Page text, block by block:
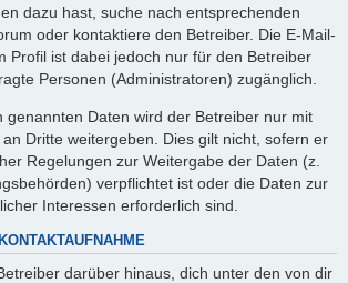
dazu hast, suche nach entsprechenden
oder kontaktiere den Betreiber. Die E-Mail-
Profil ist dabei jedoch nur für den Betreiber
Personen (Administratoren) zugänglich.
genannten Daten wird der Betreiber nur mit
Dritte weitergeben. Dies gilt nicht, sofern er
Regelungen zur Weitergabe der Daten (z.
verpflichtet ist oder die Daten zur
Interessen erforderlich sind.
darüber hinaus, dich unter den von dir